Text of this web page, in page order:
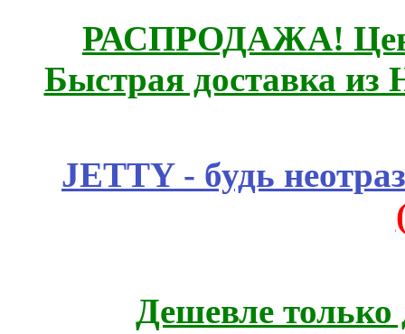
РАСПРОДАЖА!
Быстрая доставка из
JETTY - будь
Дешевле